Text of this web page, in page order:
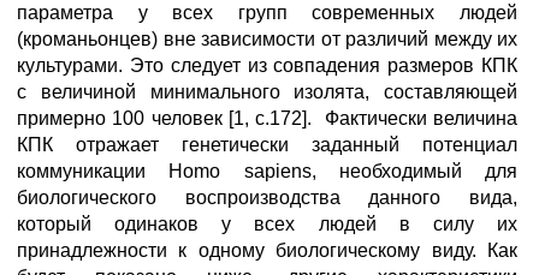
параметра у всех групп современных людей
(кроманьонцев) вне зависимости от различий между их
культурами. Это следует из совпадения размеров КПК
с величиной минимального изолята, составляющей
примерно 100 человек [1, с.172]. Фактически величина
КПК отражает генетически заданный потенциал
коммуникации Homo sapiens, необходимый для
биологического воспроизводства данного вида,
который одинаков у всех людей в силу их
принадлежности к одному биологическому виду. Как